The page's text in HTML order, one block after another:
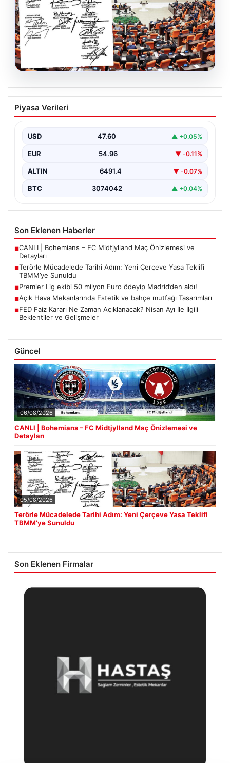
05.08.2026
Terörle Mücadelede Tarihi Adım: Yeni
Çerçeve Yasa Teklifi TBMM’ye Sunuldu
güçlendirmeye yönelik kapsamlı bir hukuki altyapı
oluşturmak…
Piyasa Verileri
USD 47.60 ▲ +0.05%
EUR 54.96 ▼ -0.11%
ALTIN 6491.4 ▼ -0.07%
BTC 3074042 ▲ +0.04%
Son Eklenen Haberler
■CANLI | Bohemians – FC Midtjylland Maç Önizlemesi ve
Detayları
■Terörle Mücadelede Tarihi Adım: Yeni Çerçeve Yasa Teklifi
TBMM’ye Sunuldu
■Premier Lig ekibi 50 milyon Euro ödeyip Madrid’den aldı!
■Açık Hava Mekanlarında Estetik ve bahçe mutfağı Tasarımları
■FED Faiz Kararı Ne Zaman Açıklanacak? Nisan Ayı İle İlgili
Beklentiler ve Gelişmeler
Güncel
06/08/2026
CANLI | Bohemians – FC Midtjylland Maç Önizlemesi ve
Detayları
05/08/2026
Terörle Mücadelede Tarihi Adım: Yeni Çerçeve Yasa Teklifi
TBMM’ye Sunuldu
Son Eklenen Firmalar